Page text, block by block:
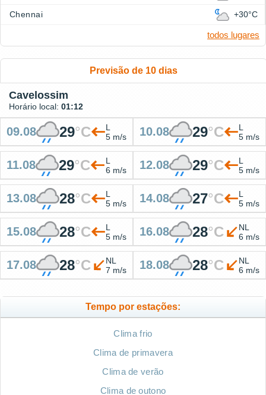
Chennai +30°C
todos lugares
Previsão de 10 dias
Cavelossim
Horário local: 01:12
09.08 29°C
L
5 m/s
10.08 29°C
L
5 m/s
11.08 29°C
L
6 m/s
12.08 29°C
L
5 m/s
13.08 28°C
L
5 m/s
14.08 27°C
L
5 m/s
15.08 28°C
L
5 m/s
16.08 28°C
NL
6 m/s
17.08 28°C
NL
7 m/s
18.08 28°C
NL
6 m/s
Tempo por estações:
Clima frio
Clima de primavera
Clima de verão
Clima de outono